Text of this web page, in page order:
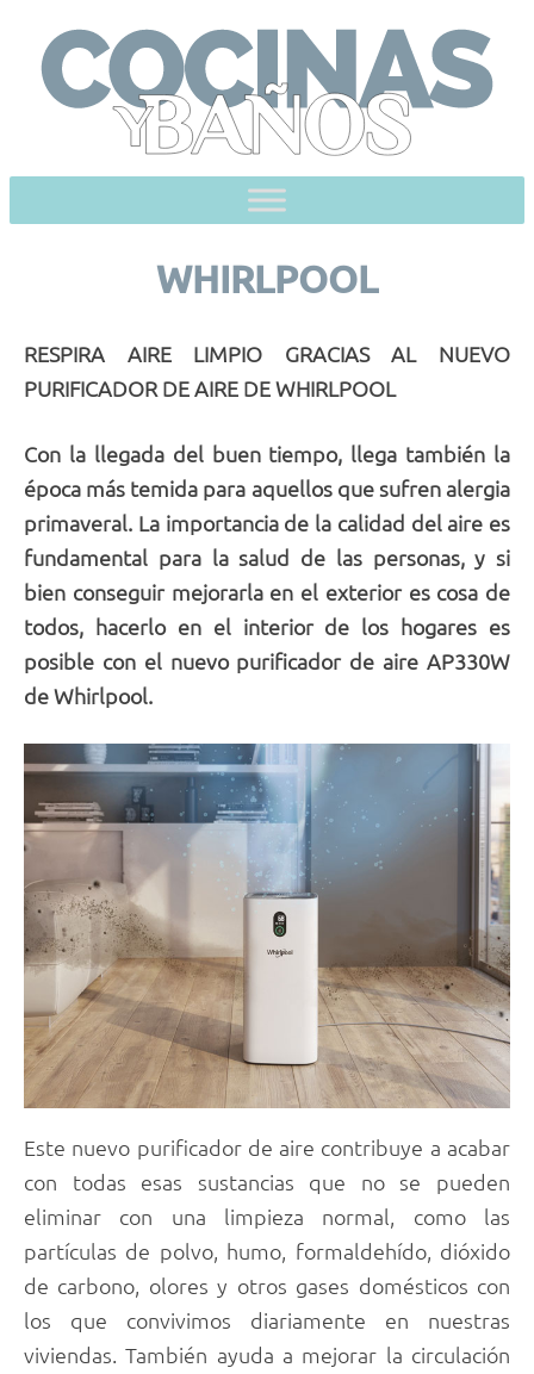
content
WHIRLPOOL
RESPIRA AIRE LIMPIO GRACIAS AL NUEVO
PURIFICADOR DE AIRE DE WHIRLPOOL
Con la llegada del buen tiempo, llega también la
época más temida para aquellos que sufren alergia
primaveral. La importancia de la calidad del aire es
fundamental para la salud de las personas, y si
bien conseguir mejorarla en el exterior es cosa de
todos, hacerlo en el interior de los hogares es
posible con el nuevo purificador de aire AP330W
de Whirlpool.
Este nuevo purificador de aire contribuye a acabar
con todas esas sustancias que no se pueden
eliminar con una limpieza normal, como las
partículas de polvo, humo, formaldehído, dióxido
de carbono, olores y otros gases domésticos con
los que convivimos diariamente en nuestras
viviendas. También ayuda a mejorar la circulación